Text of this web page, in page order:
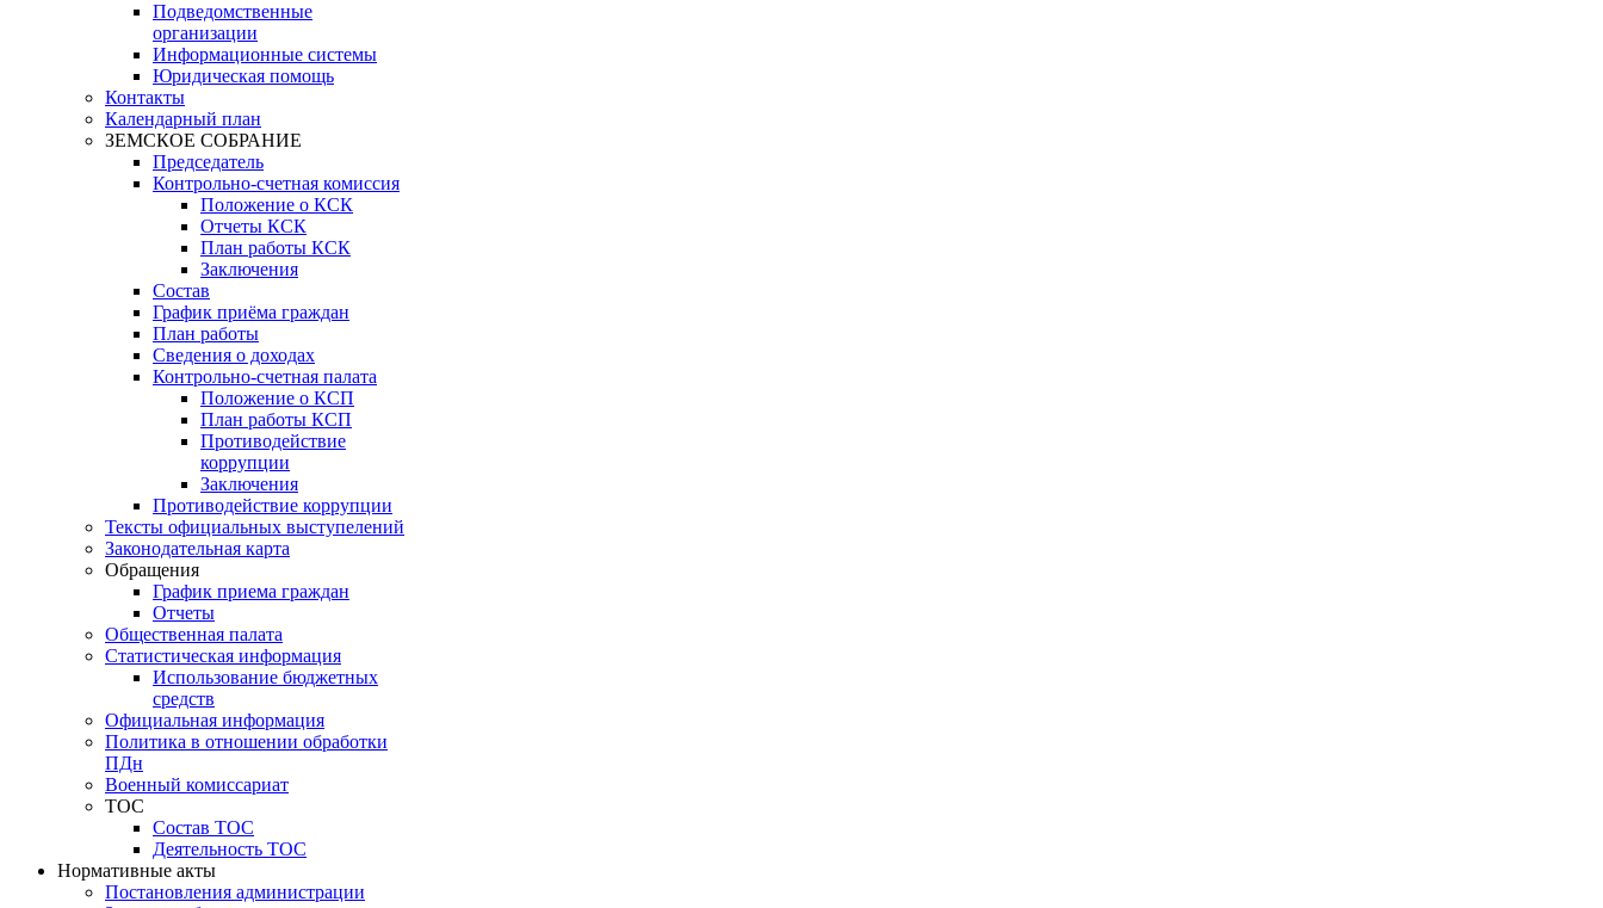
Подведомственные
организации
Информационные системы
Юридическая помощь
Контакты
Календарный план
ЗЕМСКОЕ СОБРАНИЕ
Председатель
Контрольно-счетная комиссия
Положение о КСК
Отчеты КСК
План работы КСК
Заключения
Состав
График приёма граждан
План работы
Сведения о доходах
Контрольно-счетная палата
Положение о КСП
План работы КСП
Противодействие
коррупции
Заключения
Противодействие коррупции
Тексты официальных выступелений
Законодательная карта
Обращения
График приема граждан
Отчеты
Общественная палата
Статистическая информация
Использование бюджетных
средств
Официальная информация
Политика в отношении обработки
ПДн
Военный комиссариат
ТОС
Состав ТОС
Деятельность ТОС
Нормативные акты
Постановления администрации